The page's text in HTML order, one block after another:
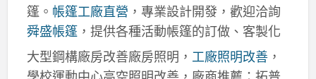
篷。 帳篷工廠直營 ，專業設計開發，歡迎洽詢
舜盛帳篷，提供各種活動帳篷的訂做、客製化
大型鋼構廠房改善廠房照明， 工廠照明改善，